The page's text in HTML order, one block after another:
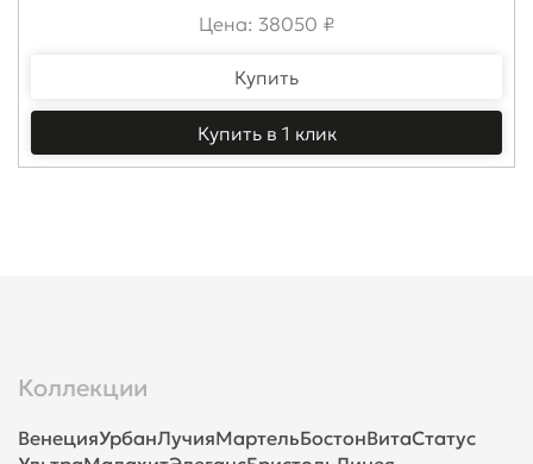
Цена: 38050 ₽
Купить
Купить в 1 клик
Коллекции
ВенецияУрбанЛучияМартельБостонВитаСтатус